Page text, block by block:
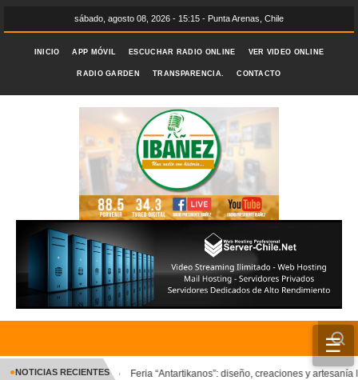
sábado, agosto 08, 2026 - 15:15 - Punta Arenas, Chile
INICIO APP MÓVIL ESCUCHAR RADIO ONLINE VER VIDEO ONLINE
RADIO GARDEN TRANSPARENCIA. CONTACTO
☰
INICIO
●NOTICIAS RECIENTES Feria “Antartikanos”: diseño, creaciones y